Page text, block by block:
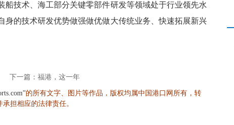
技术、海工部分关键零部件研发等领域处于行业领先水
的技术研发优势做强做优做大传统业务、快速拓展新兴
下一篇：福港，这一年
的所有文字、图片等作品，版权均属中国港口网所有，转
担相应的法律责任。